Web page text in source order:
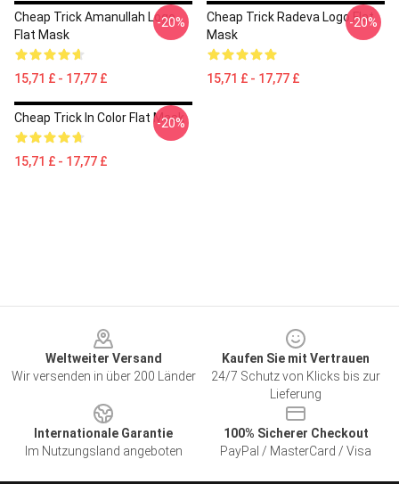
Cheap Trick Amanullah Logo
Flat Mask
15,71 £ - 17,77 £
-20%
Cheap Trick Radeva Logo Flat
Mask
15,71 £ - 17,77 £
-20%
Cheap Trick In Color Flat Mask
15,71 £ - 17,77 £
-20%
Weltweiter Versand
Wir versenden in über 200 Länder
Kaufen Sie mit Vertrauen
24/7 Schutz von Klicks bis zur
Lieferung
Internationale Garantie
Im Nutzungsland angeboten
100% Sicherer Checkout
PayPal / MasterCard / Visa